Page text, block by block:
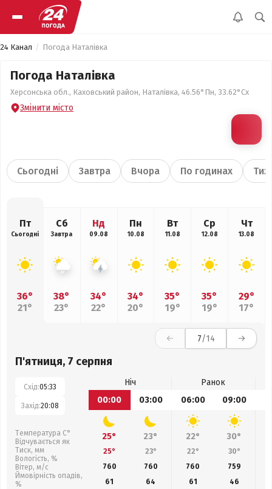
24 Канал Погода Наталівка
Погода Наталівка
Херсонська обл., Каховський район, Наталівка, 46.56°Пн, 33.62°Сх
Змінити місто
Сьогодні Завтра Вчора По годинах
Пт
Сьогодні
36°
21°
Сб
Завтра
38°
23°
Нд
09.08
34°
22°
Пн
10.08
34°
20°
Вт
11.08
35°
19°
Ср
12.08
35°
19°
Чт
13.08
29°
17°
7/14
П'ятниця, 7 серпня
Схід:05:33
Захід:20:08
Температура С°
Відчувається як
Тиск, мм
Вологість, %
Вітер, м/с
Ймовірність опадів,
%
Ніч
Ранок
00:00
03:00 06:00 09:00
25° 23° 22° 30°
25° 23° 22° 30°
760
760 760 759
61
64 61
46